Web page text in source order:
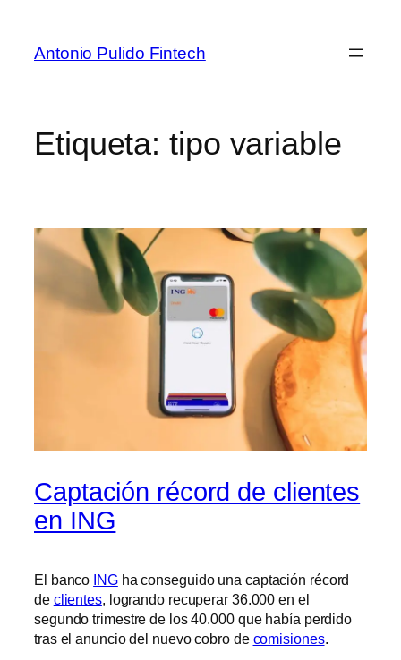
Antonio Pulido Fintech
Etiqueta: tipo variable
Captación récord de clientes
en ING
El banco INGha conseguido una captación récord
de clientes, logrando recuperar 36.000 en el
segundo trimestre de los 40.000 que había perdido
tras el anuncio del nuevo cobro de comisiones.